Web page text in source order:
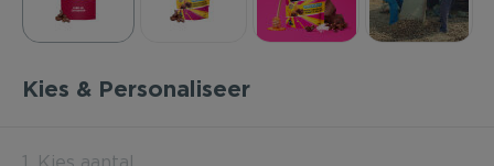
Kerst & Eindejaar
Kies & Personaliseer